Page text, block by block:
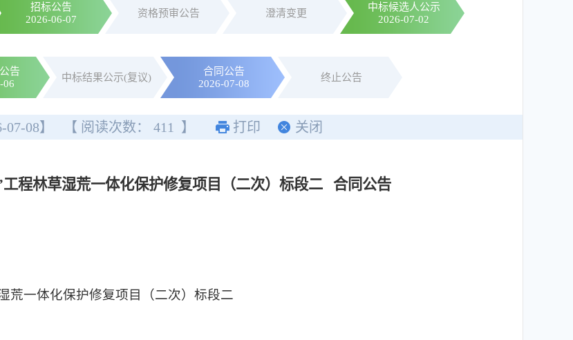
招标公告
2026-06-07
资格预审公告 澄清变更
中标候选人公示
2026-07-02
告
06
中标结果公示(复议)
合同公告
2026-07-08
终止公告
07-08】 【 阅读次数： 411 】 打印 关闭
工程林草湿荒一体化保护修复项目（二次）标段二 合同公告
荒一体化保护修复项目（二次）标段二